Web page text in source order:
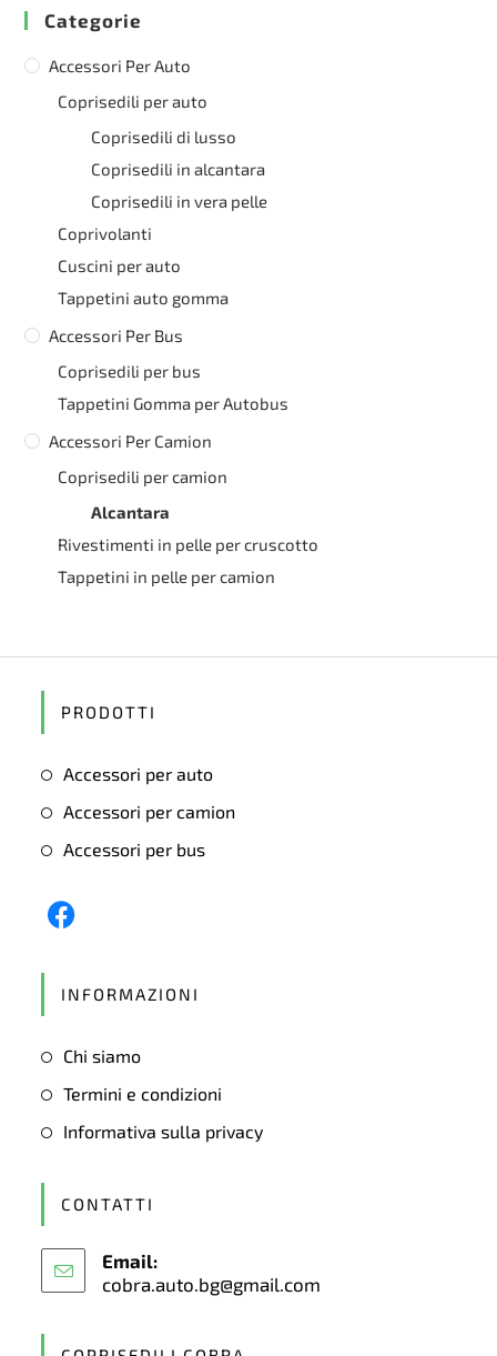
Categorie
Accessori Per Auto
Coprisedili per auto
Coprisedili di lusso
Coprisedili in alcantara
Coprisedili in vera pelle
Coprivolanti
Cuscini per auto
Tappetini auto gomma
Accessori Per Bus
Coprisedili per bus
Tappetini Gomma per Autobus
Accessori Per Camion
Coprisedili per camion
Alcantara
Rivestimenti in pelle per cruscotto
Tappetini in pelle per camion
PRODOTTI
Accessori per auto
Accessori per camion
Accessori per bus
tab
INFORMAZIONI
Chi siamo
Termini e condizioni
Informativa sulla privacy
CONTATTI
Email:
cobra.auto.bg@gmail.com